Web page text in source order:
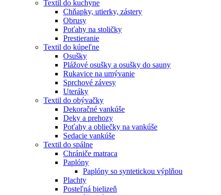
Textil do kuchyne
Chňapky, utierky, zástery
Obrusy
Poťahy na stoličky
Prestieranie
Textil do kúpeľne
Osušky
Plážové osušky a osušky do sauny
Rukavice na umývanie
Sprchové závesy
Uteráky
Textil do obývačky
Dekoračné vankúše
Deky a prehozy
Poťahy a obliečky na vankúše
Sedacie vankúše
Textil do spálne
Chrániče matraca
Paplóny
Paplóny so syntetickou výplňou
Plachty
Posteľná bielizeň